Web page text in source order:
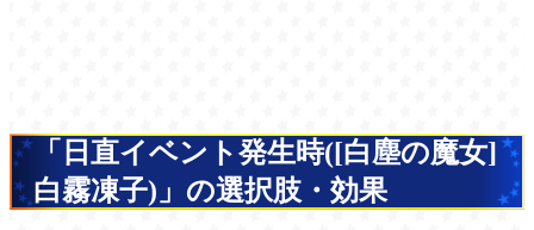
「日直イベント発生時([白塵の魔女]
白霧凍子)」の選択肢・効果